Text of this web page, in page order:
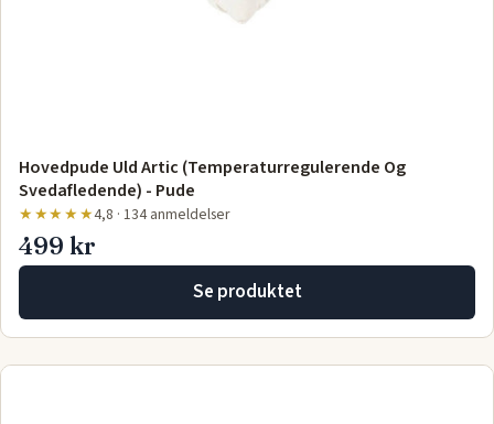
Hovedpude Uld Artic (Temperaturregulerende Og
Svedafledende) - Pude
★★★★★4,8 · 134 anmeldelser
499 kr
Se produktet